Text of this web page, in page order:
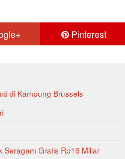
Pinterest
di Kampung Brussels
Seragam Gratis Rp16 Miliar